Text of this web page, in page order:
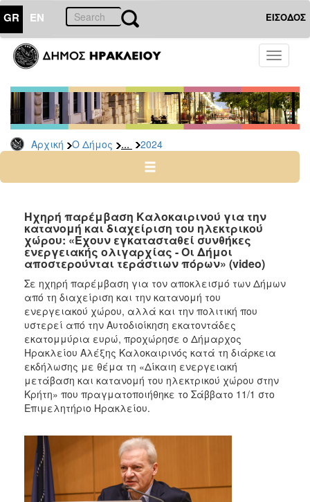
GR EN ΕΙΣΟΔΟΣ
Toggle
Αρχική Ο Δήμος ... 2024
ΔΗΜΟΣ
Δελτία
Τύπου
Αρχείο
2026
2024
2022
2021
2020
2019
2018
2017
2016
2015
2013
2012
2011
Ηχηρή παρέμβαση Καλοκαιρινού για την
κατανομή και διαχείριση του ηλεκτρικού
χώρου: «Έχουν εγκατασταθεί συνθήκες
ενεργειακής ολιγαρχίας - Οι Δήμοι
αποστερούνται τεράστιων πόρων» (video)
Σε ηχηρή παρέμβαση για τον αποκλεισμό των Δήμων
από τη διαχείριση και την κατανομή του
ενεργειακού χώρου, αλλά και την πολιτική που
υστερεί από την Αυτοδιοίκηση εκατοντάδες
εκατομμύρια ευρώ, προχώρησε ο Δήμαρχος
Ηρακλείου Αλέξης Καλοκαιρινός κατά τη διάρκεια
εκδήλωσης με θέμα τη «Δίκαιη ενεργειακή
μετάβαση και κατανομή του ηλεκτρικού χώρου στην
Κρήτη» που πραγματοποιήθηκε το Σάββατο 11/1 στο
Επιμελητήριο Ηρακλείου.